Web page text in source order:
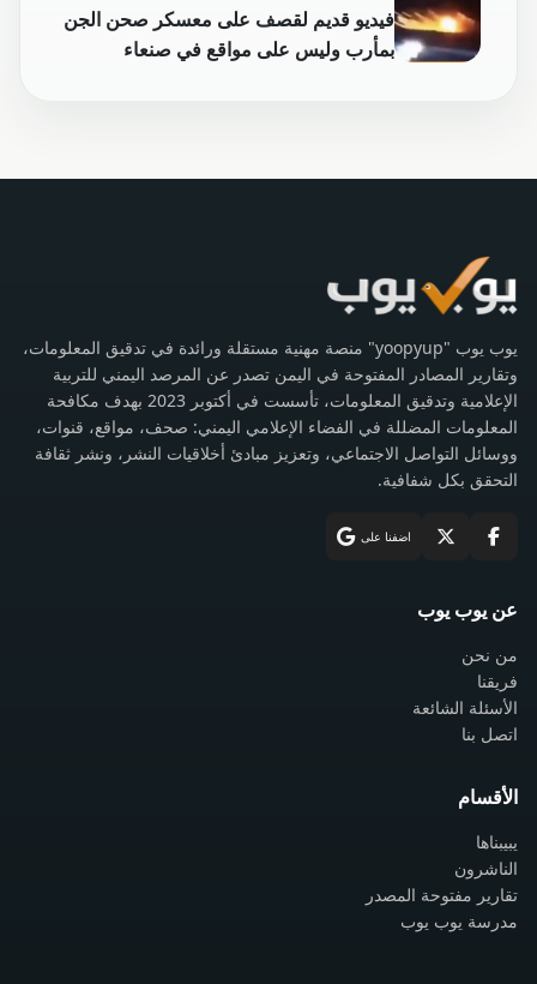
فيديو قديم لقصف على معسكر صحن الجن
بمأرب وليس على مواقع في صنعاء
يوب يوب "yoopyup" منصة مهنية مستقلة ورائدة في تدقيق المعلومات،
وتقارير المصادر المفتوحة في اليمن تصدر عن المرصد اليمني للتربية
الإعلامية وتدقيق المعلومات، تأسست في أكتوبر 2023 بهدف مكافحة
المعلومات المضللة في الفضاء الإعلامي اليمني: صحف، مواقع، قنوات،
ووسائل التواصل الاجتماعي، وتعزيز مبادئ أخلاقيات النشر، ونشر ثقافة
التحقق بكل شفافية.
اضفنا على
عن يوب يوب
من نحن
فريقنا
الأسئلة الشائعة
اتصل بنا
الأقسام
يبيبناها
الناشرون
تقارير مفتوحة المصدر
مدرسة يوب يوب